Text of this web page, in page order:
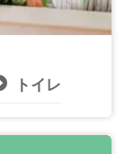
トイレ